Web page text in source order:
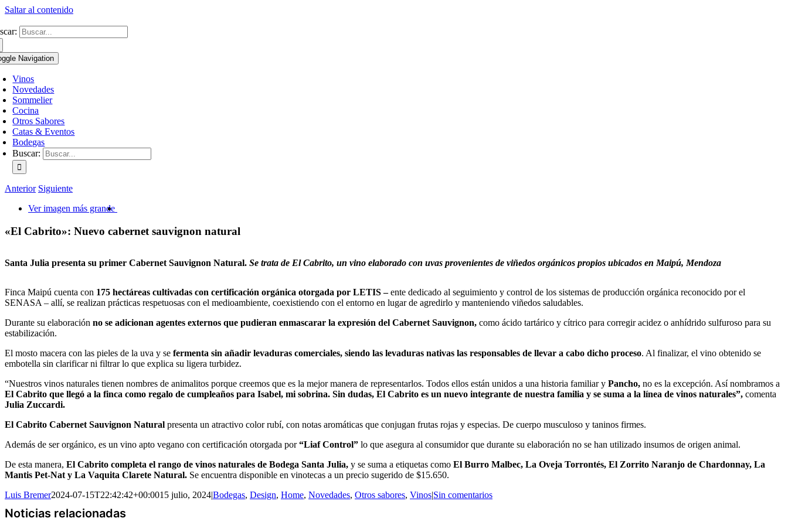
Saltar al contenido
Navigation
Vinos
Novedades
Sommelier
Cocina
Otros Sabores
Catas & Eventos
Bodegas
Buscar:
Anterior Siguiente
Ver imagen más grande
«El Cabrito»: Nuevo cabernet sauvignon natural
Santa Julia presenta su primer Cabernet Sauvignon Natural. Se trata de El Cabrito, un vino elaborado con uvas provenientes de viñedos orgánicos propios ubicados en Maipú, Mendoza
Finca Maipú cuenta con 175 hectáreas cultivadas con certificación orgánica otorgada por LETIS –ente dedicado al seguimiento y control de los sistemas de producción orgánica reconocido por el
SENASA – allí, se realizan prácticas respetuosas con el medioambiente, coexistiendo con el entorno en lugar de agredirlo y manteniendo viñedos saludables.
Durante su elaboración no se adicionan agentes externos que pudieran enmascarar la expresión del Cabernet Sauvignon, como ácido tartárico y cítrico para corregir acidez o anhídrido sulfuroso para su
estabilización.
El mosto macera con las pieles de la uva y se fermenta sin añadir levaduras comerciales, siendo las levaduras nativas las responsables de llevar a cabo dicho proceso. Al finalizar, el vino obtenido se
embotella sin clarificar ni filtrar lo que explica su ligera turbidez.
“Nuestros vinos naturales tienen nombres de animalitos porque creemos que es la mejor manera de representarlos. Todos ellos están unidos a una historia familiar y Pancho, no es la excepción. Así nombramos a
El Cabrito que llegó a la finca como regalo de cumpleaños para Isabel, mi sobrina. Sin dudas, El Cabrito es un nuevo integrante de nuestra familia y se suma a la línea de vinos naturales”, comenta
Julia Zuccardi.
El Cabrito Cabernet Sauvignon Natural presenta un atractivo color rubí, con notas aromáticas que conjugan frutas rojas y especias. De cuerpo musculoso y taninos firmes.
Además de ser orgánico, es un vino apto vegano con certificación otorgada por“Liaf Control” lo que asegura al consumidor que durante su elaboración no se han utilizado insumos de origen animal.
De esta manera, El Cabrito completa el rango de vinos naturales de Bodega Santa Julia, y se suma a etiquetas como El Burro Malbec, La Oveja Torrontés, El Zorrito Naranjo de Chardonnay, La
Mantis Pet-Nat y La Vaquita Clarete Natural. Se encuentra disponible en vinotecas a un precio sugerido de $15.650.
Luis Bremer2024-07-15T22:42:42+00:0015 julio, 2024|Bodegas, Design, Home, Novedades, Otros sabores, Vinos|Sin comentarios